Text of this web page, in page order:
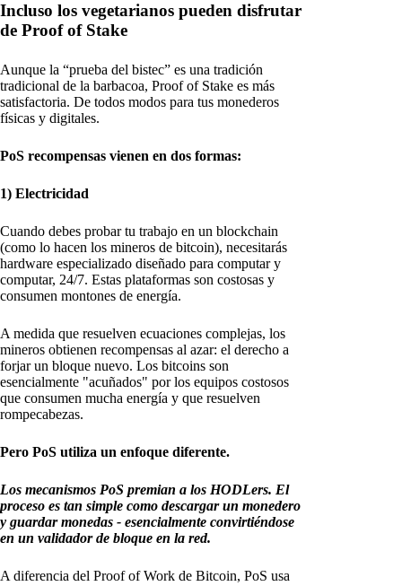
Incluso los vegetarianos pueden disfrutar
de Proof of Stake
Aunque la “prueba del bistec” es una tradición
tradicional de la barbacoa, Proof of Stake es más
satisfactoria. De todos modos para tus monederos
físicas y digitales.
PoS recompensas vienen en dos formas:
1) Electricidad
Cuando debes probar tu trabajo en un blockchain
(como lo hacen los mineros de bitcoin), necesitarás
hardware especializado diseñado para computar y
computar, 24/7. Estas plataformas son costosas y
consumen montones de energía.
A medida que resuelven ecuaciones complejas, los
mineros obtienen recompensas al azar: el derecho a
forjar un bloque nuevo. Los bitcoins son
esencialmente "acuñados" por los equipos costosos
que consumen mucha energía y que resuelven
rompecabezas.
Pero PoS utiliza un enfoque diferente.
Los mecanismos PoS premian a los HODLers. El
proceso es tan simple como descargar un monedero
y guardar monedas - esencialmente convirtiéndose
en un validador de bloque en la red.
A diferencia del Proof of Work de Bitcoin, PoS usa